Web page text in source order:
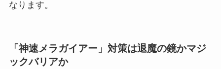
なります。
「神速メラガイアー」対策は退魔の鏡かマジ
ックバリアか